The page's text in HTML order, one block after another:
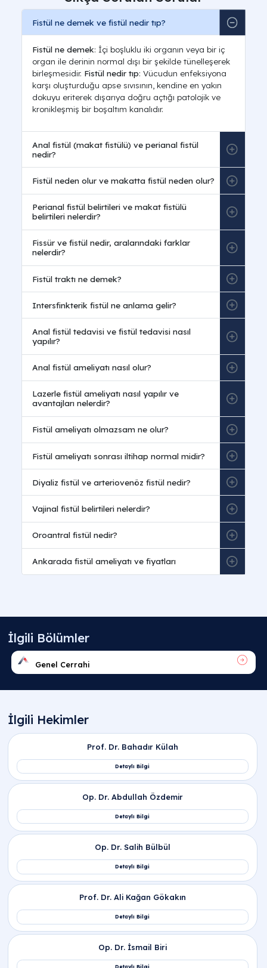
Sıkça Sorulan Sorular
Fistül ne demek ve fistül nedir tıp?
Fistül ne demek: İçi boşluklu iki organın veya bir iç
organ ile derinin normal dışı bir şekilde
Fistül nedir tıp
karşı oluşturduğu apse sıvısının, kendine en yakın
dokuyu eriterek dışarıya doğru açtığı patolojik ve
kronikleşmiş bir boşaltım kanalıdır.